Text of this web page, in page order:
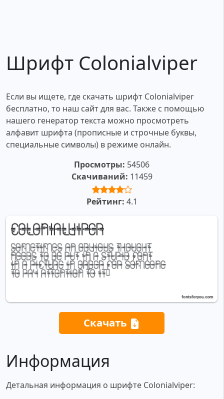
Шрифт Colonialviper
Если вы ищете, где скачать шрифт Colonialviper
бесплатно, то наш сайт для вас. Также с помощью
нашего генератор текста можно просмотреть
алфавит шрифта (прописные и строчные буквы,
специальные символы) в режиме онлайн.
Просмотры: 54506
Скачиваний: 11459
Рейтинг: 4.1
Скачать
Информация
Детальная информация о шрифте Colonialviper: